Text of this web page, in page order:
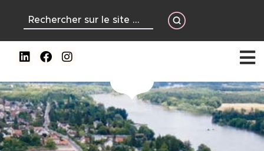
principal